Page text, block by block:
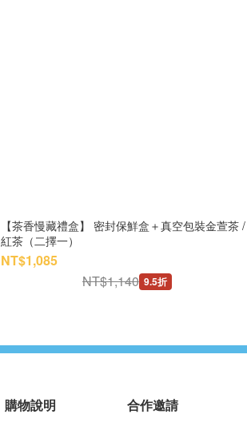
【茶香慢藏禮盒】 密封保鮮盒＋真空包裝金萱茶 /
紅茶（二擇一）
NT$1,085
NT$1,140 9.5折
購物說明 合作邀請